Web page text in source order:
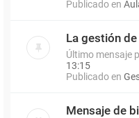
Publicado en
La gestión
Último mensaje
13:15
Publicado en
Mensaje de